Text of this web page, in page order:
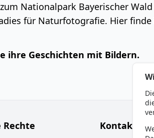
Nationalpark Bayerischer
für Naturfotografie. Hier
ihre Geschichten mit Bildern.
Rechte
Kontakt: